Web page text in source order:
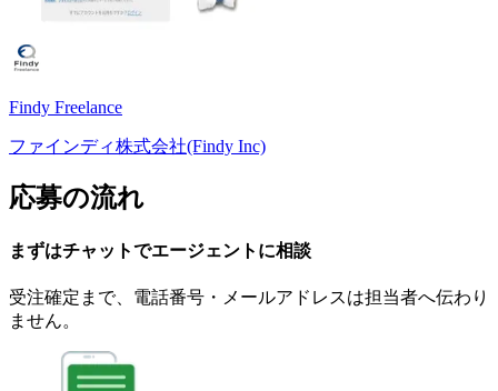
Findy Freelance
ファインディ株式会社(Findy Inc)
応募の流れ
まずはチャットでエージェント に相談
受注確定まで、 電話番号・メールアドレスは担当者へ伝わり
ません。